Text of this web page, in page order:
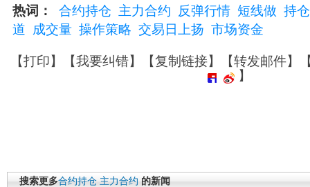
热词： 合约持仓 主力合约 反弹行情 短线做 持
道
成交量 操作策略 交易日上扬 市场资金
【打印】【我要纠错】【复制链接】【转发邮件】
】
搜索更多合约持仓 主力合约 的新闻